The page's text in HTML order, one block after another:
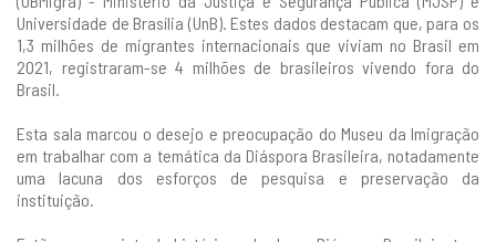
Universidade de Brasília (UnB). Estes dados destacam que, para os
1,3 milhões de migrantes internacionais que viviam no Brasil em
2021, registraram-se 4 milhões de brasileiros vivendo fora do
Brasil.
Esta sala marcou o desejo e preocupação do Museu da Imigração
em trabalhar com a temática da Diáspora Brasileira, notadamente
uma lacuna dos esforços de pesquisa e preservação da
instituição.